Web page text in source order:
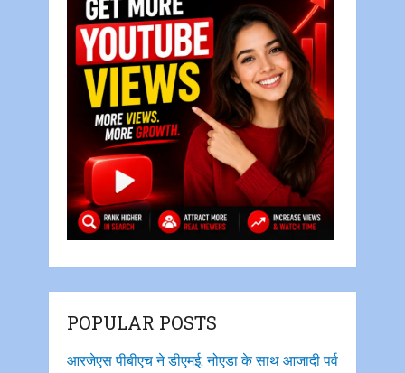
POPULAR POSTS
आरजेएस पीबीएच ने डीएमई, नोएडा के साथ आजादी पर्व